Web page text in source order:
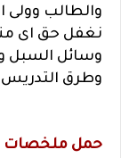
والطالب وولى
نغفل حق اى
وسائل السبل
وطرق التدريس
حمل ملخصات و